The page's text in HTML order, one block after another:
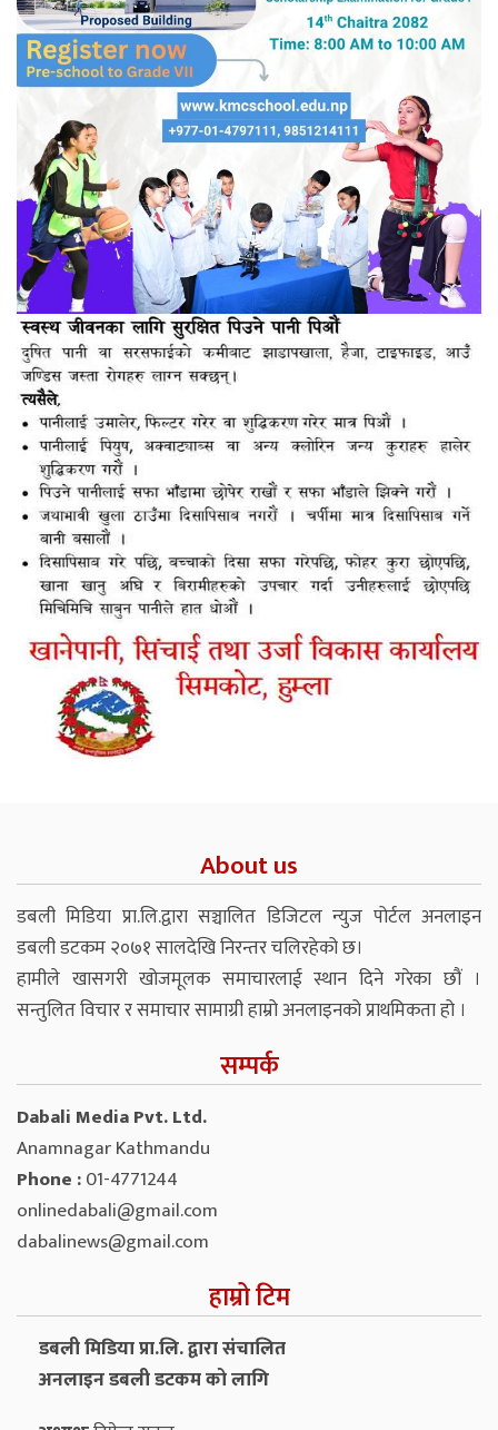
About us
डबली मिडिया प्रा.लि.द्वारा सञ्चालित डिजिटल न्युज पोर्टल अनलाइन
डबली डटकम २०७१ सालदेखि निरन्तर चलिरहेको छ।
हामीले खासगरी खोजमूलक समाचारलाई स्थान दिने गरेका छौं ।
सन्तुलित विचार र समाचार सामाग्री हाम्रो अनलाइनको प्राथमिकता हो ।
सम्पर्क
Dabali Media Pvt. Ltd.
Anamnagar Kathmandu
Phone :01-4771244
onlinedabali@gmail.com
dabalinews@gmail.com
हाम्रो टिम
डबली मिडिया प्रा.लि. द्वारा संचालित
अनलाइन डबली डटकम को लागि